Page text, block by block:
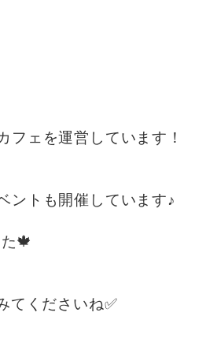
フェを運営しています！
ントも開催しています♪
🍁
てくださいね✅